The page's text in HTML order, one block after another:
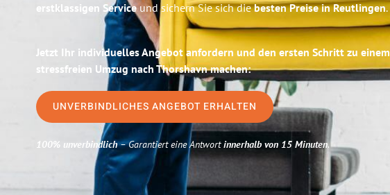
erstklassigen Serviceund sichern Sie sich diebesten Preise in Reutlingen.
Jetzt Ihr individuelles Angebot anfordern und den ersten Schritt zu einem
stressfreien Umzug nach Thorshavn machen:
UNVERBINDLICHES ANGEBOT ERHALTEN
100% unverbindlich– Garantiert eine Antwortinnerhalb von 15 Minuten.